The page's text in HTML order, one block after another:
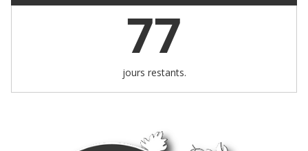
77
jours restants.